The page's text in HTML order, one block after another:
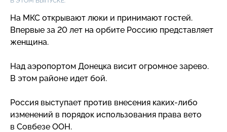
На МКС открывают люки и принимают гостей.
Впервые за 20 лет на орбите Россию представляет
женщина.
Над аэропортом Донецка висит огромное зарево.
В этом районе идет бой.
Россия выступает против внесения каких-либо
изменений в порядок использования права вето
в Совбезе ООН.